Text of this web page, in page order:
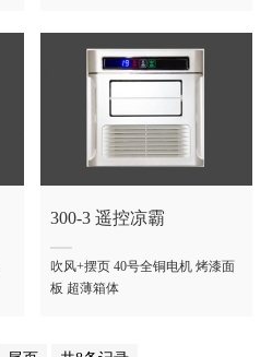
300-3 遥控凉霸
吹风+摆页 40号全铜电机 烤漆面
板 超薄箱体